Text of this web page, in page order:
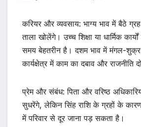
करियर और व्यवसाय: भाग्य भाव में बैठे
ताला खोलेंगे। उच्च शिक्षा या धार्मिक
समय बेहतरीन है। दशम भाव में मंगल-
कार्यक्षेत्र में काम का दबाव और राजनीति
प्रेम और संबंध: पिता और वरिष्ठ
सुधरेंगे, लेकिन सिंह राशि के ग्रहों के
में परिवार से दूर जाना पड़ सकता है।